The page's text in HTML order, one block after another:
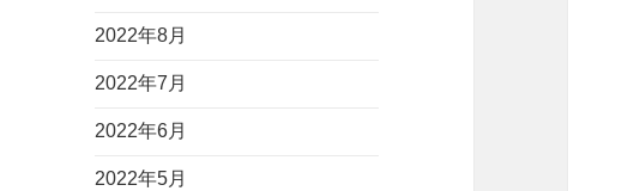
2022年8月
2022年7月
2022年6月
2022年5月